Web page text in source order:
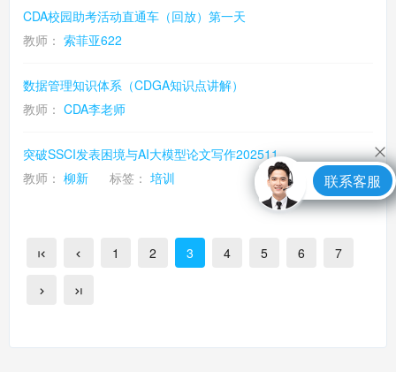
CDA校园助考活动直通车（回放）第一天
教师： 索菲亚622
数据管理知识体系（CDGA知识点讲解）
教师： CDA李老师
突破SSCI发表困境与AI大模型论文写作202511
教师： 柳新 标签： 培训
1 2 3 4 5 6 7
联系客服